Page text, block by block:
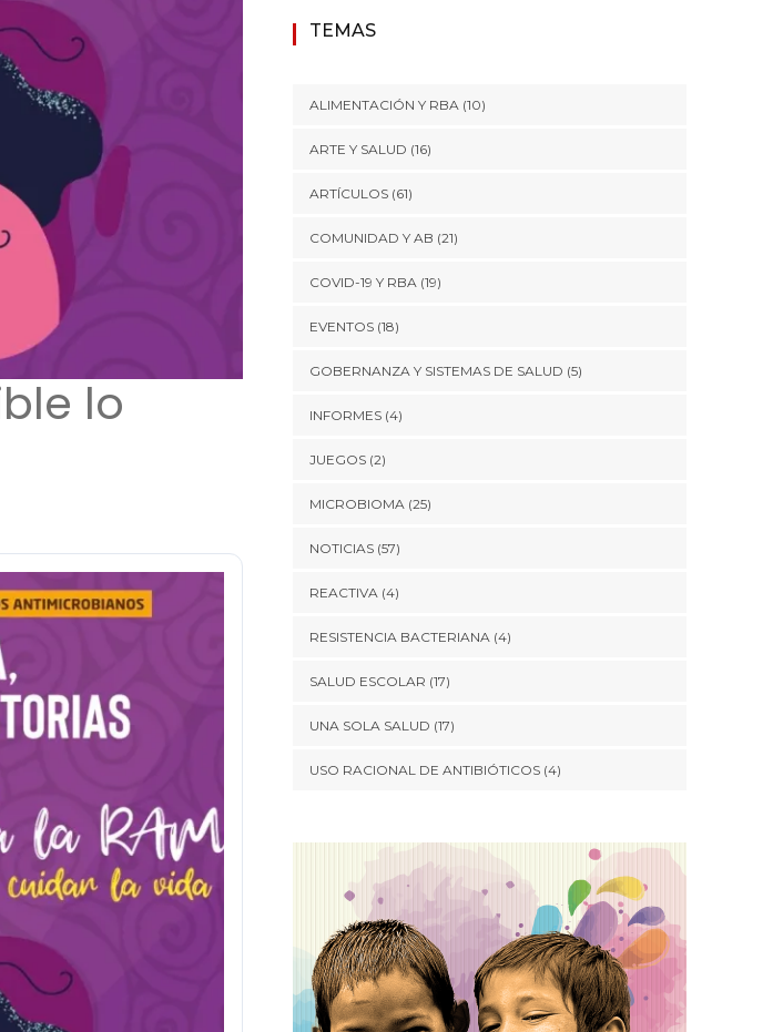
lo
TEMAS
ALIMENTACIÓN Y RBA (10)
ARTE Y SALUD (16)
ARTÍCULOS (61)
COMUNIDAD Y AB (21)
COVID-19 Y RBA (19)
EVENTOS (18)
GOBERNANZA Y SISTEMAS DE SALUD (5)
INFORMES (4)
JUEGOS (2)
MICROBIOMA (25)
NOTICIAS (57)
REACTIVA (4)
RESISTENCIA BACTERIANA (4)
SALUD ESCOLAR (17)
UNA SOLA SALUD (17)
USO RACIONAL DE ANTIBIÓTICOS (4)